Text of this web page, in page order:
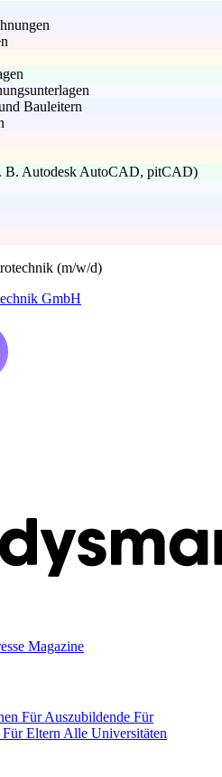
Bauleitern
B. Autodesk AutoCAD, pitCAD)
(m/w/d)
GmbH
Magazine
Für Auszubildende Für
Für Eltern Alle Universitäten